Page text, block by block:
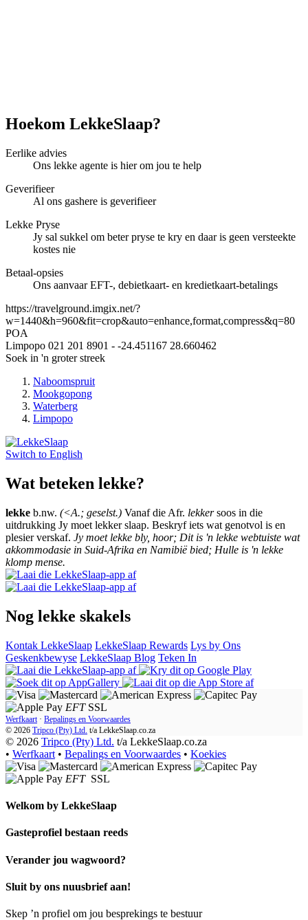
Hoekom LekkeSlaap?
Eerlike advies
Ons lekke agente is hier om jou te help
Geverifieer
Al ons gashere is geverifieer
Lekke Pryse
Jy sal sukkel om beter pryse te kry en daar is geen versteekte
kostes nie
Betaal-opsies
Ons aanvaar EFT-, debietkaart- en kredietkaart-betalings
https://travelground.imgix.net/?
w=1440&h=960&fit=crop&auto=enhance,format,compress&q=80
POA
Limpopo 021 201 8901 - -24.451167 28.660462
Soek in 'n groter streek
Naboomspruit
Mookgopong
Waterberg
Limpopo
Switch to English
Wat beteken lekke?
lekke b.nw. (<A.; geselst.) Vanaf die Afr. lekkersoos in die
uitdrukking Jy moet lekker slaap. Beskryf iets wat genotvol is en
plesier verskaf. Jy moet lekke bly, hoor; Dit is 'n lekke webtuiste wat
akkommodasie in Suid-Afrika en Namibië bied; Hulle is 'n lekke
klomp mense.
Nog lekke skakels
Kontak LekkeSlaap LekkeSlaap Rewards Lys by Ons
Geskenkbewyse LekkeSlaap Blog Teken In
EFT SSL
Werfkaart · Bepalings en Voorwaardes
© 2026 Tripco (Pty) Ltd. t/a LekkeSlaap.co.za
© 2026 Tripco (Pty) Ltd. t/a LekkeSlaap.co.za
• Werfkaart • Bepalings en Voorwaardes • Koekies
EFT SSL
Welkom by LekkeSlaap
Gasteprofiel bestaan ​​reeds
Verander jou wagwoord?
Sluit by ons nuusbrief aan!
Skep ’n profiel om jou besprekings te bestuur